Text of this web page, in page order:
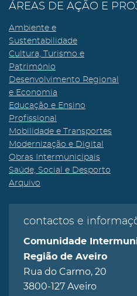
ÁREAS DE AÇÃO E
Ambiente e
Sustentabilidade
Cultura, Turismo e
Património
Desenvolvimento Regional
e Economia
Educação e Ensino
Profissional
Mobilidade e Transportes
Modernização e Digital
Obras Intermunicipais
Saúde, Social e Desporto
Arquivo
contactos e
Comunidade
Região de Aveiro
Rua do Carmo, 20
3800-127 Aveiro